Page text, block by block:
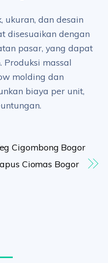
ukuran, dan desain
disesuaikan dengan
pasar, yang dapat
Produksi massal
molding dan
biaya per unit,
Cigombong Bogor
Ciomas Bogor